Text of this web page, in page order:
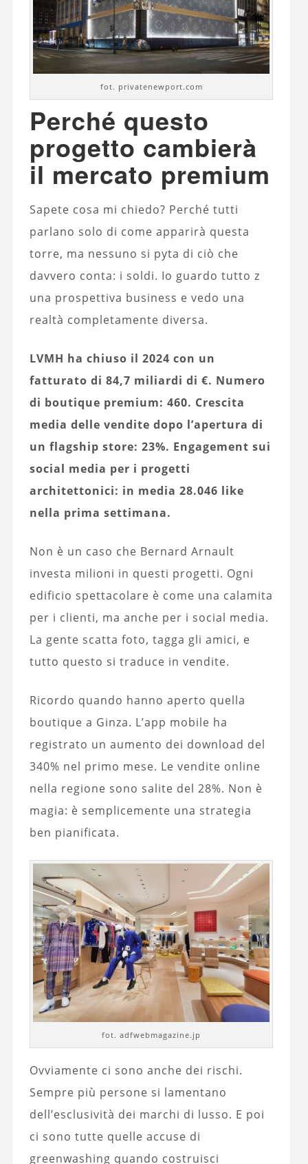
fot. privatenewport.com
Perché questo
progetto cambierà
il mercato premium
Sapete cosa mi chiedo? Perché tutti
parlano solo di come apparirà questa
torre, ma nessuno si pyta di ciò che
davvero conta: i soldi. Io guardo tutto z
una prospettiva business e vedo una
realtà completamente diversa.
LVMH ha chiuso il 2024 con un
fatturato di 84,7 miliardi di €. Numero
di boutique premium: 460. Crescita
media delle vendite dopo l’apertura di
un flagship store: 23%. Engagement sui
social media per i progetti
architettonici: in media 28.046 like
nella prima settimana.
Non è un caso che Bernard Arnault
investa milioni in questi progetti. Ogni
edificio spettacolare è come una calamita
per i clienti, ma anche per i social media.
La gente scatta foto, tagga gli amici, e
tutto questo si traduce in vendite.
Ricordo quando hanno aperto quella
boutique a Ginza. L’app mobile ha
registrato un aumento dei download del
340% nel primo mese. Le vendite online
nella regione sono salite del 28%. Non è
magia: è semplicemente una strategia
ben pianificata.
fot. adfwebmagazine.jp
Ovviamente ci sono anche dei rischi.
Sempre più persone si lamentano
dell’esclusività dei marchi di lusso. E poi
ci sono tutte quelle accuse di
greenwashing quando costruisci